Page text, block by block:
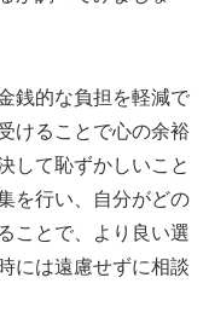
銭的な負担を軽減で
けることで心の余裕
して恥ずかしいこと
を行い、自分がどの
ことで、より良い選
には遠慮せずに相談